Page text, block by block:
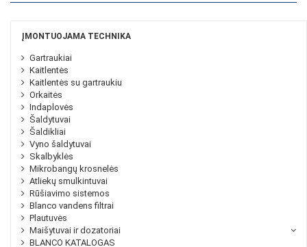
ĮMONTUOJAMA TECHNIKA
Gartraukiai
Kaitlentės
Kaitlentės su gartraukiu
Orkaitės
Indaplovės
Šaldytuvai
Šaldikliai
Vyno šaldytuvai
Skalbyklės
Mikrobangų krosnelės
Atliekų smulkintuvai
Rūšiavimo sistemos
Blanco vandens filtrai
Plautuvės
Maišytuvai ir dozatoriai
BLANCO KATALOGAS